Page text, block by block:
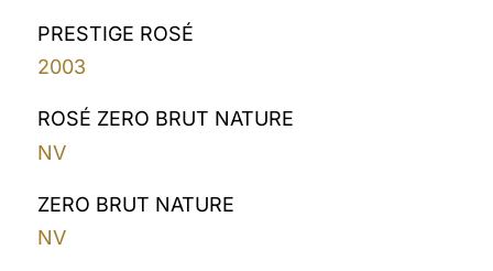
PRESTIGE ROSÉ
2003
ROSÉ ZERO BRUT NATURE
NV
ZERO BRUT NATURE
NV